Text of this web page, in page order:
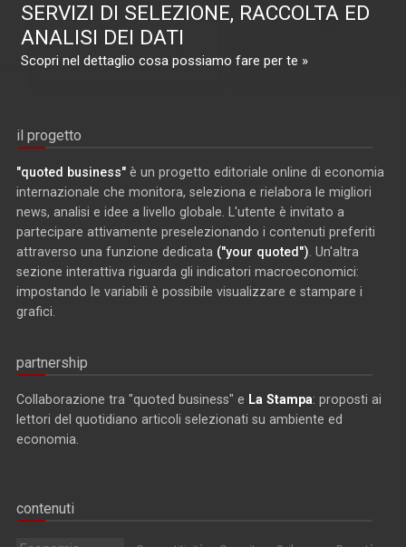
SERVIZI DI SELEZIONE, RACCOLTA ED
ANALISI DEI DATI
Scopri nel dettaglio cosa possiamo fare per te »
il progetto
"quoted business" è un progetto editoriale online di economia
internazionale che monitora, seleziona e rielabora le migliori
news, analisi e idee a livello globale. L'utente è invitato a
partecipare attivamente preselezionando i contenuti preferiti
attraverso una funzione dedicata ("your quoted") . Un'altra
sezione interattiva riguarda gli indicatori macroeconomici:
impostando le variabili è possibile visualizzare e stampare i
grafici.
partnership
Collaborazione tra "quoted business" e La Stampa: proposti ai
lettori del quotidiano articoli selezionati su ambiente ed
economia.
contenuti